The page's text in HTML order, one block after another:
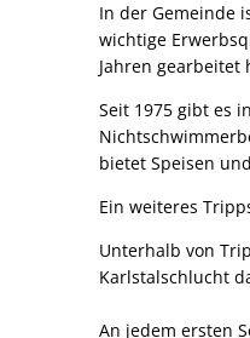
In der Gemeinde
wichtige
Jahren gearbeitet
Seit 1975 gibt es
bietet Speisen
Ein weiteres
Unterhalb von
Karlstalschlucht
An jedem ersten